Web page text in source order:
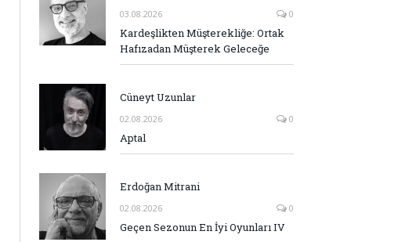
03.08.2026 0
Kardeşlikten Müşterekliğe: Ortak
Hafızadan Müşterek Geleceğe
Cüneyt Uzunlar
02.08.2026 0
Aptal
Erdoğan Mitrani
02.08.2026 0
Geçen Sezonun En İyi Oyunları IV